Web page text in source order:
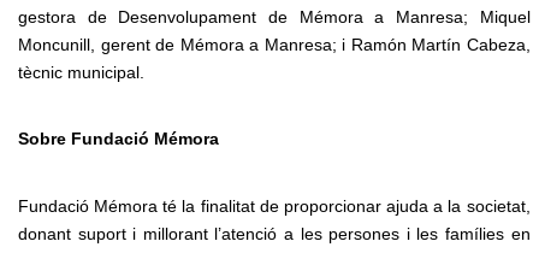
gestora de Desenvolupament de Mémora a Manresa; Miquel
Moncunill, gerent de Mémora a Manresa; i Ramón Martín Cabeza,
tècnic municipal.
Sobre Fundació Mémora
Fundació Mémora té la finalitat de proporcionar ajuda a la societat,
donant suport i millorant l’atenció a les persones i les famílies en